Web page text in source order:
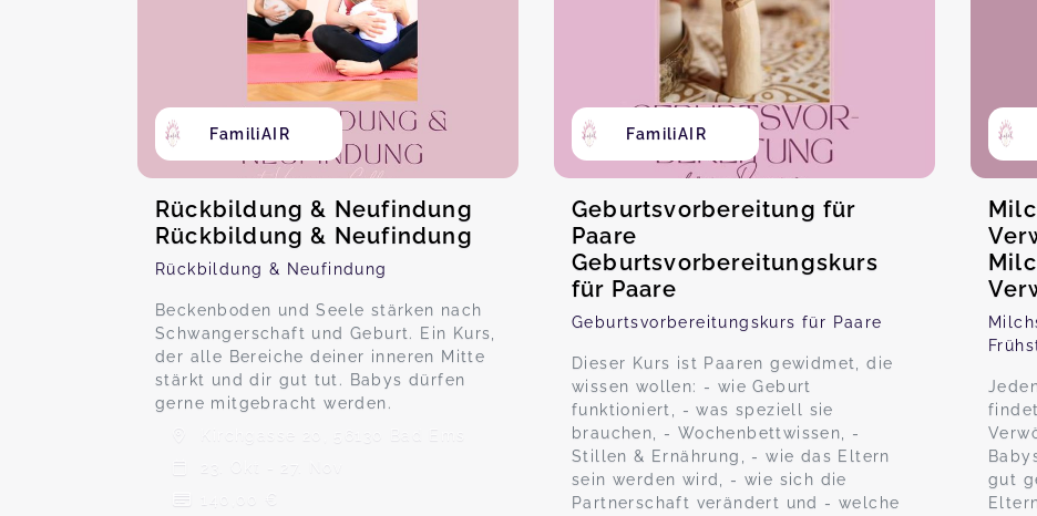
FamiliAIR
Rückbildung & Neufindung
Rückbildung & Neufindung
Rückbildung & Neufindung
Beckenboden und Seele stärken nach
Schwangerschaft und Geburt. Ein Kurs,
der alle Bereiche deiner inneren Mitte
stärkt und dir gut tut. Babys dürfen
gerne mitgebracht werden.
Kirchgasse 20, 56130 Bad Ems
23. Okt - 27. Nov
140,00 €
FamiliAIR
Geburtsvorbereitung für
Paare
Geburtsvorbereitungskurs
für Paare
Geburtsvorbereitungskurs für Paare
Dieser Kurs ist Paaren gewidmet, die
wissen wollen: - wie Geburt
funktioniert, - was speziell sie
brauchen, - Wochenbettwissen, -
Stillen & Ernährung, - wie das Eltern
sein werden wird, - wie sich die
Partnerschaft verändert und - welche
gut